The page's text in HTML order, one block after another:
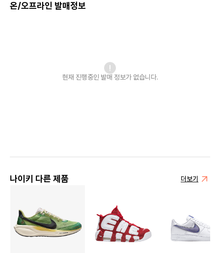
온/오프라인 발매정보
현재 진행중인 발매 정보가 없습니다.
나이키 다른 제품 더보기